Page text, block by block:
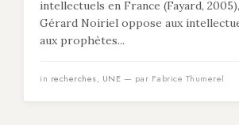
intellectuels en France (Fayard,
Gérard Noiriel oppose aux
aux prophètes...
in recherches, UNE — par Fabrice Thumerel